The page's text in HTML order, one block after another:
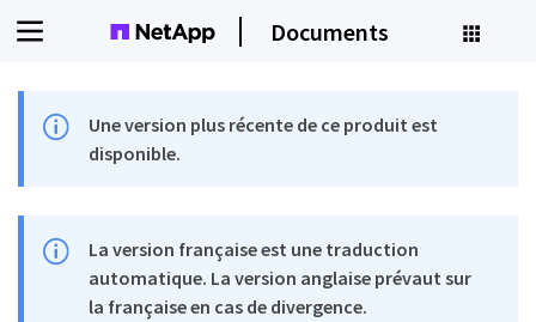
Documents
Une version plus récente de ce produit est
disponible.
La version française est une traduction
automatique. La version anglaise prévaut sur
la française en cas de divergence.